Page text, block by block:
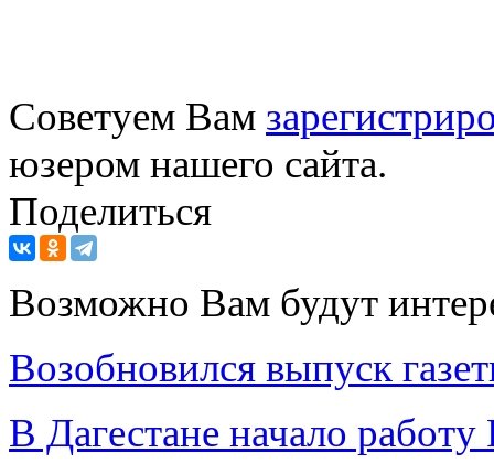
Советуем Вам
юзером нашего сайта.
Поделиться
Возможно Вам будут
Возобновился выпуск
В Дагестане начало